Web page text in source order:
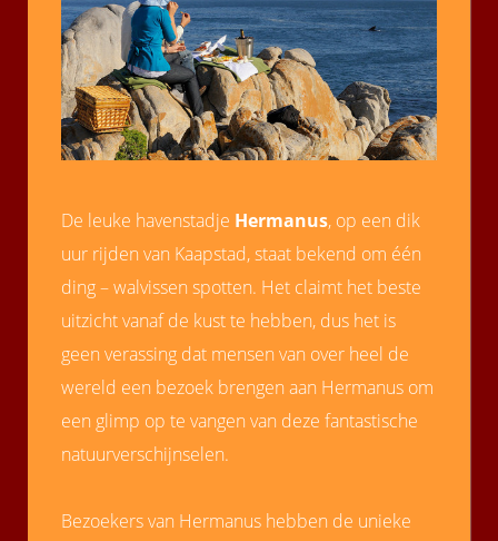
De leuke havenstadje Hermanus, op een dik
uur rijden van Kaapstad, staat bekend om één
ding – walvissen spotten. Het claimt het beste
uitzicht vanaf de kust te hebben, dus het is
geen verassing dat mensen van over heel de
wereld een bezoek brengen aan Hermanus om
een glimp op te vangen van deze fantastische
natuurverschijnselen.
Bezoekers van Hermanus hebben de unieke